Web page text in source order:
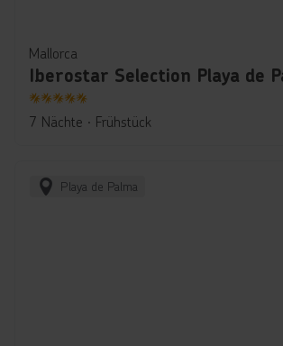
Mallorca
5
7 Nächte ∙ Frühstück
Playa de Palma